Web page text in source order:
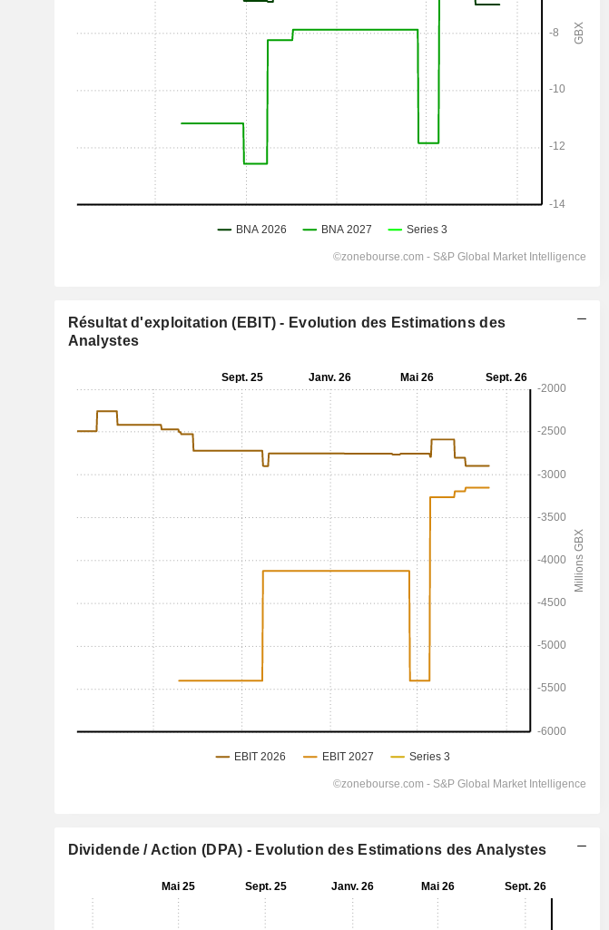
Résultat d'exploitation (EBIT) - Evolution des Estimations des
Analystes
Dividende / Action (DPA) - Evolution des Estimations des Analystes